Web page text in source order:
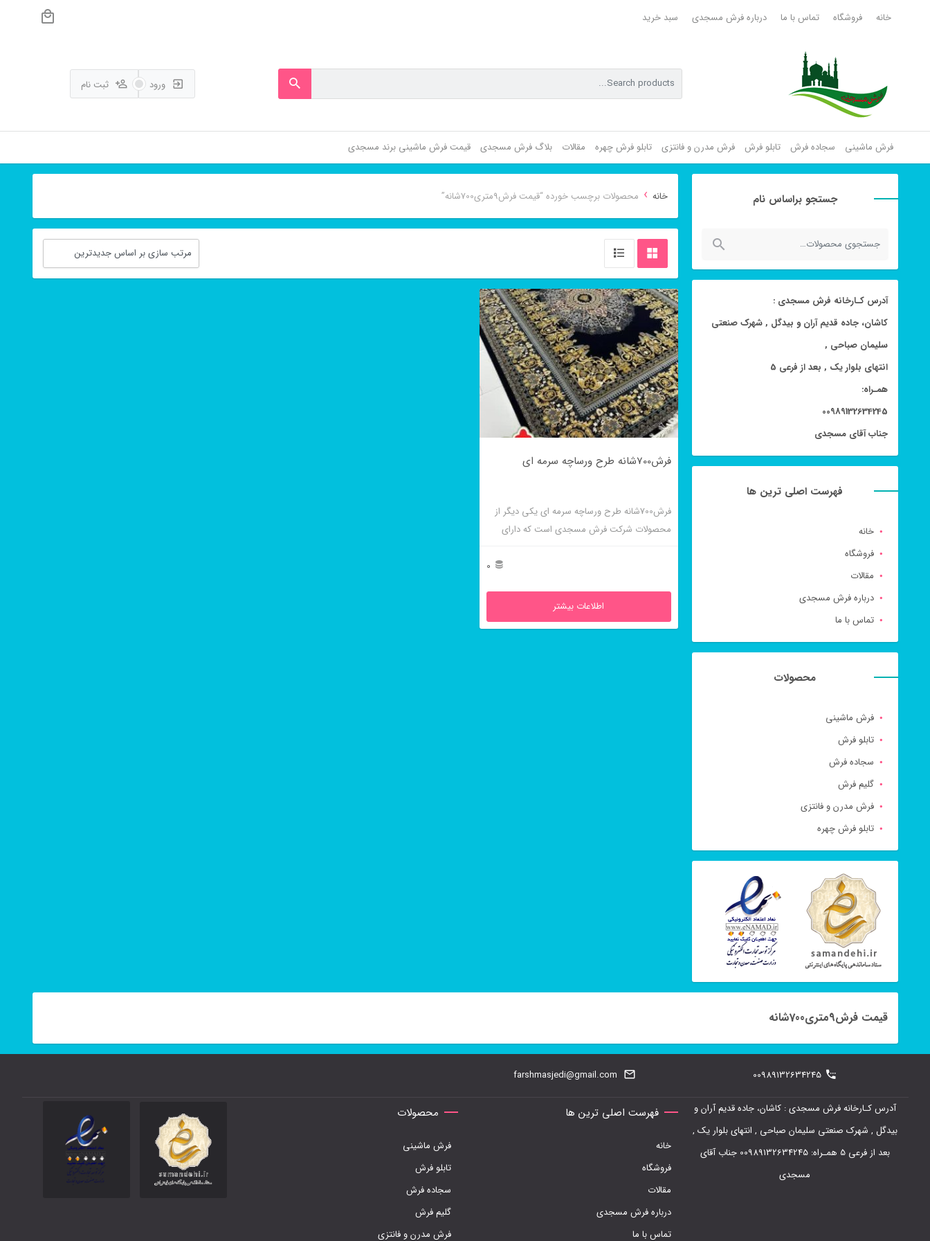
خانه فروشگاه تماس با ما درباره فرش مسجدی سبد خرید
ورود ثبت نام
فرش ماشینی سجاده فرش تابلو فرش فرش مدرن و فانتزی تابلو فرش چهره مقالات بلاگ فرش مسجدی قیمت فرش ماشینی برند مسجدی
جستجو براساس نام
جستجو
آدرس کـارخانه فرش مسجدی :
کاشان، جاده قدیم آران و بیدگل , شهرک صنعتی
سلیمان صباحی ,
انتهای بلوار یک , بعد از فرعی 5
همـراه:
00989132634245
جناب آقای مسجدی
فهرست اصلی ترین ها
خانه
فروشگاه
مقالات
درباره فرش مسجدی
تماس با ما
محصولات
فرش ماشینی
تابلو فرش
سجاده فرش
گلیم فرش
فرش مدرن و فانتزی
تابلو فرش چهره
خانه › محصولات برچسب خورده “قیمت فرش9متری700شانه”
فرش700شانه طرح ورساچه سرمه ای
فرش700شانه طرح ورساچه سرمه ای یکی دیگر از
محصولات شرکت فرش مسجدی است که دارای
0
اطلاعات بیشتر
قیمت فرش9متری700شانه
00989132634245
farshmasjedi@gmail.com
آدرس کـارخانه فرش مسجدی : کاشان، جاده قدیم آران و
بیدگل , شهرک صنعتی سلیمان صباحی , انتهای بلوار یک ,
بعد از فرعی 5 همـراه: 00989132634245 جناب آقای
مسجدی
فهرست اصلی ترین ها
خانه
فروشگاه
مقالات
درباره فرش مسجدی
تماس با ما
محصولات
فرش ماشینی
تابلو فرش
سجاده فرش
گلیم فرش
فرش مدرن و فانتزی